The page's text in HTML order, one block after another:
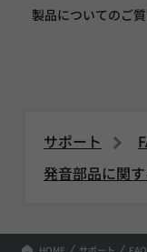
製品についてのご
サポート
発音部品に関